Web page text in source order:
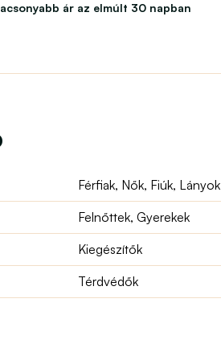
ár az elmúlt 30 napban
Férfiak, Nők, Fiúk, Lányok
Felnőttek, Gyerekek
Kiegészítők
Térdvédők